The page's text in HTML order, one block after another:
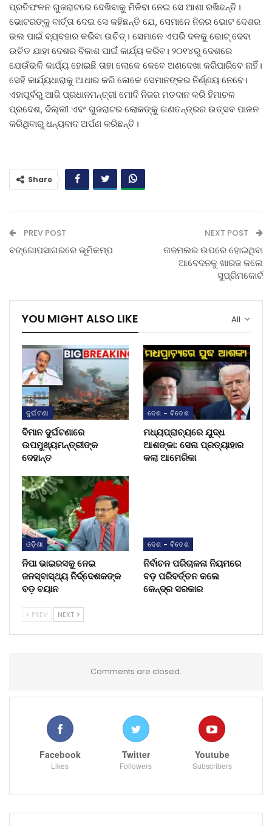
ପ୍ରତିଫଳନ ଗୁଜରାଟରେ ଦେଖିବାକୁ ମିଳିବା ନେଇ ସେ ଆଶା ରଖିଛନ୍ତି।
ଭୋଟରଙ୍କୁ ବାର୍ତ୍ତା ଦେଇ ସେ କହିଛନ୍ତି ଯେ, ସେମାନେ ନିଜର ଭୋଟ ଦେଶର
ଭଲ ପାଇଁ ବ୍ୟବହାର କରିବା ଉଚିତ୍। ସେମାନେ ଏପରି ଦଳକୁ ଭୋଟ୍ ଦେବା
ଉଚିତ ଯାହା ଦେଶର ବିକାଶ ପାଇଁ କାର୍ଯ୍ୟ କରିବ। ୨୦୧୪ରୁ ଦେଶରେ
ଯେଉଁଭଳି କାର୍ଯ୍ୟ ହୋଇଛି ତାହା ଲୋକେ କେବେ ଅଣଦେଖା କରିପାରିବେ ନାହିଁ।
ସେହି କାର୍ଯ୍ୟଧାରାକୁ ଆଧାର କରି ଳୋକେ ସେମାନଙ୍କର ନିର୍ଣ୍ଣୟ ନେବେ।
ଏହାପୂର୍ବରୁ ଆଜି ପ୍ରଧାନମନ୍ତ୍ରୀ ମୋଦି ନିଜର ମତଦାନ କରି ହିମାଚଳ
ପ୍ରଦେଶ, ଦିଲ୍ଲୀ ଏବଂ ଗୁଜରାଟର ଲୋକଙ୍କୁ ଗଣତନ୍ତ୍ରର ଉତ୍ସବ ପାଳନ
କରିଥିବାରୁ ଧନ୍ୟବାଦ ଅର୍ପଣ କରିଛନ୍ତି।
Share
PREV POST
ବଙ୍ଗୋପସାଗରରେ ଭୂମିକମ୍ପ
NEXT POST
ତାଜମଲର ଉପରେ ହୋଇଥିବା
ଆବେଦନକୁ ଖାରଜ କଲେ
ସୁପ୍ରିମକୋର୍ଟ
All
YOU MIGHT ALSO LIKE
ଦୁର୍ଘଟଣା
ବିମାନ ଦୁର୍ଘଟଣାରେ
ଉପମୁଖ୍ୟମନ୍ତ୍ରୀଙ୍କ
ଦେହାନ୍ତ
ଦେଶ - ବିଦେଶ
ମଧ୍ୟପ୍ରାଚ୍ୟରେ ଯୁଦ୍ଧ
ଆଶଙ୍କା: ସେନା ପ୍ରତ୍ୟାହାର
କଲା ଆମେରିକା
ଓଡ଼ିଶା
ନିପା ଭାଇରସକୁ ନେଇ
ଜନସ୍ବାସ୍ଥ୍ୟ ନିର୍ଦ୍ଦେଶକଙ୍କ
ବଡ଼ ବୟାନ
ଦେଶ - ବିଦେଶ
ନିର୍ବାଚନ ପରିଚାଳନା ନିୟମରେ
ବଡ଼ ପରିବର୍ତ୍ତନ କଲେ
କେନ୍ଦ୍ର ସରକାର
PREV NEXT
Comments are closed.
Facebook
Likes
Twitter
Followers
Youtube
Subscribers